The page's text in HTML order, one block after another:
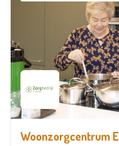
Woonzorgcentrum